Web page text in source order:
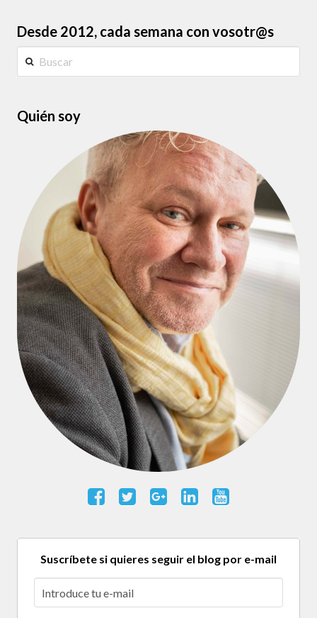
Desde 2012, cada semana con vosotr@s
Quién soy
Suscríbete si quieres seguir el blog por e-mail